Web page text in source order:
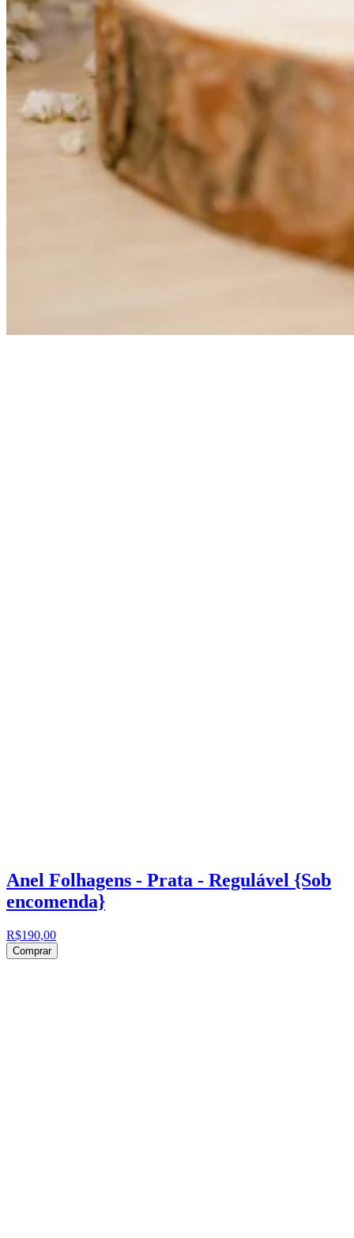
Anel Folhagens - Prata - Regulável {Sob
encomenda}
R$190,00
Comprar